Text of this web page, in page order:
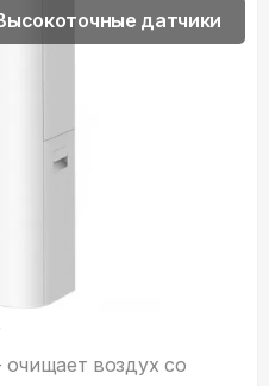
очищает воздух со
датчики